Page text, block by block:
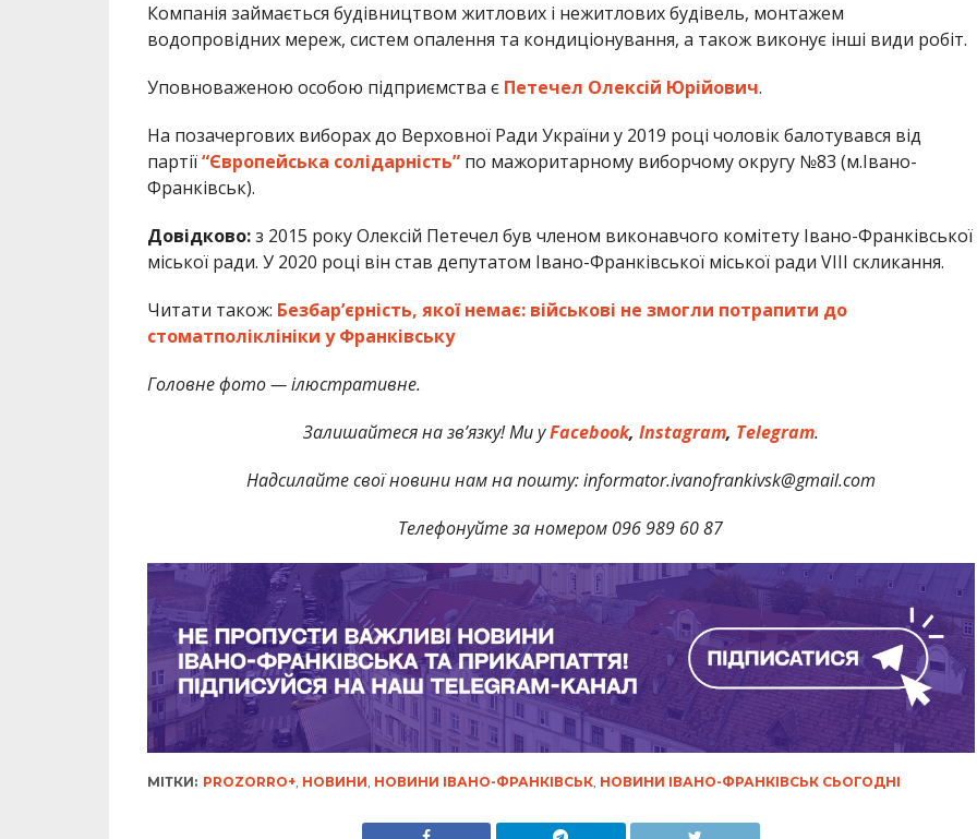
Компанія займається будівництвом житлових і нежитлових будівель, монтажем
водопровідних мереж, систем опалення та кондиціонування, а також виконує інші види робіт.
Уповноваженою особою підприємства є Петечел Олексій Юрійович.
На позачергових виборах до Верховної Ради України у 2019 році чоловік балотувався від
партії“Європейська солідарність”по мажоритарному виборчому округу №83 (м.Івано-
Франківськ).
Довідково:з 2015 року Олексій Петечел був членом виконавчого комітету Івано-Франківської
міської ради. У 2020 році він став депутатом Івано-Франківської міської ради VIII скликання.
Читати також: Безбар’єрність, якої немає: військові не змогли потрапити до
стоматполіклініки у Франківську
Головне фото — ілюстративне.
Залишайтеся на зв’язку! Ми уFacebook, Instagram, Telegram.
Надсилайте свої новини нам на пошту: informator.ivanofrankivsk@gmail.com
Телефонуйте за номером 096 989 60 87
МІТКИ: PROZORRO+, НОВИНИ, НОВИНИ ІВАНО-ФРАНКІВСЬК, НОВИНИ ІВАНО-ФРАНКІВСЬК СЬОГОДНІ